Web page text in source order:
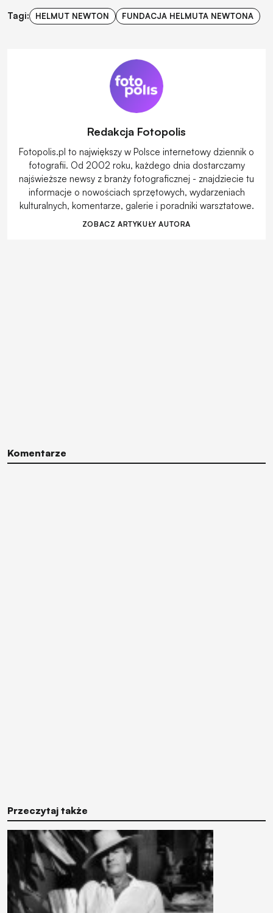
Tagi: HELMUT NEWTON FUNDACJA HELMUTA NEWTONA
Redakcja Fotopolis
Fotopolis.pl to największy w Polsce internetowy dziennik o
fotografii. Od 2002 roku, każdego dnia dostarczamy
najświeższe newsy z branży fotograficznej - znajdziecie tu
informacje o nowościach sprzętowych, wydarzeniach
kulturalnych, komentarze, galerie i poradniki warsztatowe.
ZOBACZ ARTYKUŁY AUTORA
Komentarze
Przeczytaj także